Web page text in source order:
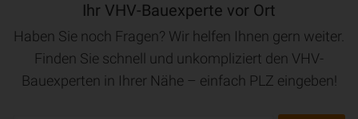
Ihr VHV-Bauexperte vor Ort
Haben Sie noch Fragen? Wir helfen Ihnen gern weiter.
Finden Sie schnell und unkompliziert den VHV-
Bauexperten in Ihrer Nähe – einfach PLZ eingeben!